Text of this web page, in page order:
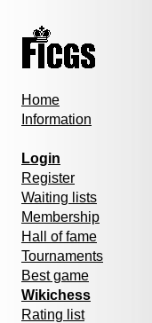
Home
Information
Login
Register
Waiting lists
Membership
Hall of fame
Tournaments
Best game
Wikichess
Rating list